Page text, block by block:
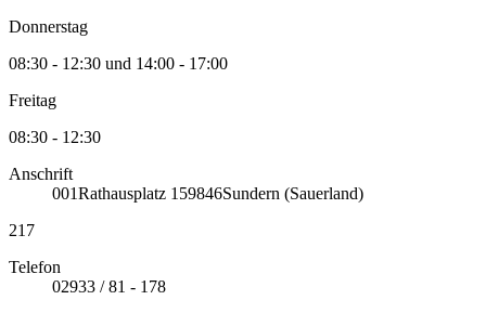
Donnerstag
08:30 - 12:30 und 14:00 - 17:00
Freitag
08:30 - 12:30
Anschrift
001Rathausplatz 1 59846Sundern (Sauerland)
217
Telefon
02933 / 81 - 178